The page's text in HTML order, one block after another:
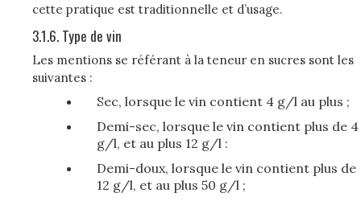
cette pratique est traditionnelle et d’usage.
3.1.6. Type de vin
Les mentions se référant à la teneur en sucres sont les
suivantes :
Sec, lorsque le vin contient 4 g/l au plus ;
Demi-sec, lorsque le vin contient plus de 4
g/l, et au plus 12 g/l :
Demi-doux, lorsque le vin contient plus de
12 g/l, et au plus 50 g/l ;